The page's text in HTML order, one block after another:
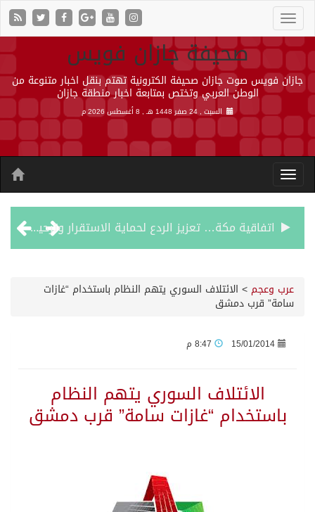
صحيفة جازان فويس
جازان فويس صوت جازان صحيفة الكترونية تهتم بنقل اخبار متنوعة من
الوطن العربي وتختص بمتابعة اخبار منطقة جازان
السبت , 24 صفر 1448 هـ , 8 أغسطس 2026 م
اتفاقية مكة… تعزيز الردع لحماية الاستقرار وترحيب اقليمي ودولي بها
حالة الطقس المتوقعة اليوم في المملكة
عرب وعجم > الائتلاف السوري يتهم النظام باستخدام “غازات
سامة” قرب دمشق
15/01/2014
الائتلاف السوري يتهم النظام
باستخدام “غازات سامة” قرب دمشق